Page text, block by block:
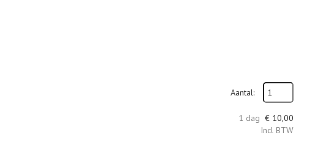
Aantal:
1 dag € 10,00
Incl BTW